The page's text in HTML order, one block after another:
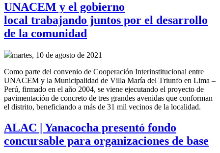
UNACEM y el gobierno
local trabajando juntos por el desarrollo
de la comunidad
martes, 10 de agosto de 2021
Como parte del convenio de Cooperación Interinstitucional entre
UNACEM y la Municipalidad de Villa María del Triunfo en Lima –
Perú, firmado en el año 2004, se viene ejecutando el proyecto de
pavimentación de concreto de tres grandes avenidas que conforman
el distrito, beneficiando a más de 31 mil vecinos de la localidad.
ALAC | Yanacocha presentó fondo
concursable para organizaciones de base